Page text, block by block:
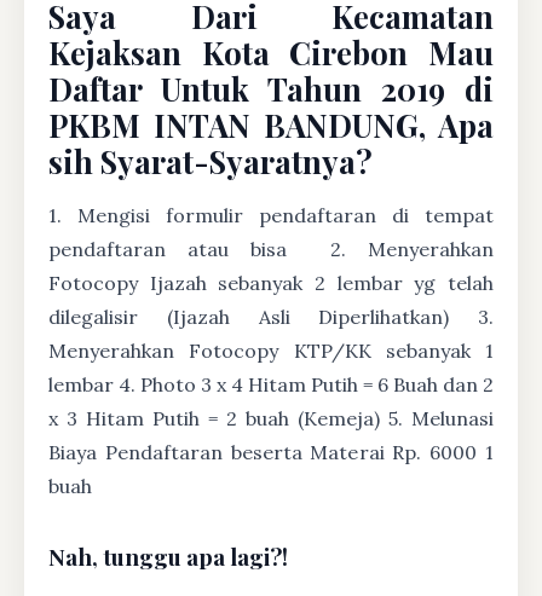
Saya Dari Kecamatan
Kejaksan Kota Cirebon Mau
Daftar Untuk Tahun 2019 di
PKBM INTAN BANDUNG, Apa
sih Syarat-Syaratnya?
1. Mengisi formulir pendaftaran di tempat
pendaftaran atau bisa
2. Menyerahkan
Fotocopy Ijazah sebanyak 2 lembar yg telah
dilegalisir (Ijazah Asli Diperlihatkan) 3.
Menyerahkan Fotocopy KTP/KK sebanyak 1
lembar 4. Photo 3 x 4 Hitam Putih = 6 Buah dan 2
x 3 Hitam Putih = 2 buah (Kemeja) 5. Melunasi
Biaya Pendaftaran beserta Materai Rp. 6000 1
buah
Nah, tunggu apa lagi?!